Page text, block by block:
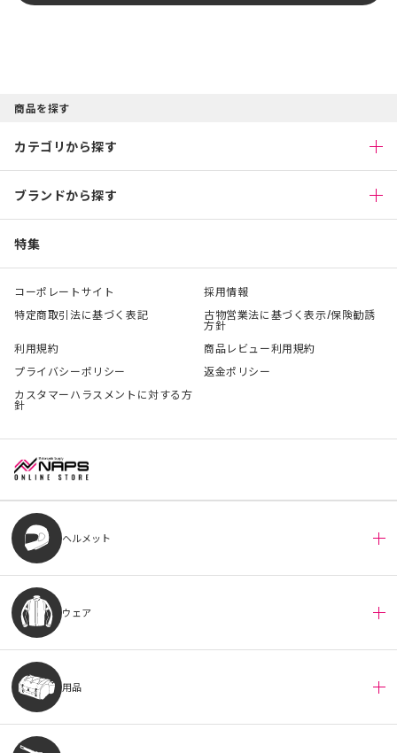
商品を探す
カテゴリから探す
ブランドから探す
特集
コーポレートサイト
採用情報
特定商取引法に基づく表記
古物営業法に基づく表示/保険勧誘
方針
利用規約
商品レビュー利用規約
プライバシーポリシー
返金ポリシー
カスタマーハラスメントに対する方
針
ヘルメット
ウェア
用品